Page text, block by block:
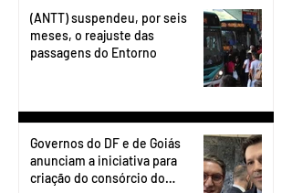
(ANTT) suspendeu, por seis
meses, o reajuste das
passagens do Entorno
Governos do DF e de Goiás
anunciam a iniciativa para
criação do consórcio do